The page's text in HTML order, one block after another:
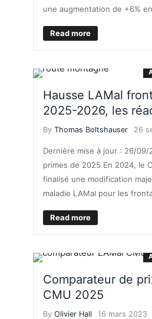
une augmentation de +6%
Read more
Hausse LAMal
2025-2026, les
By Thomas Boltshauser 26
Dernière mise à jour : 26/09/
primes de 2025 En 2024, le
finalisé une modification
maladie LAMal pour les
Read more
Comparateur de
CMU 2025
By Olivier Hall 16 mars 2023